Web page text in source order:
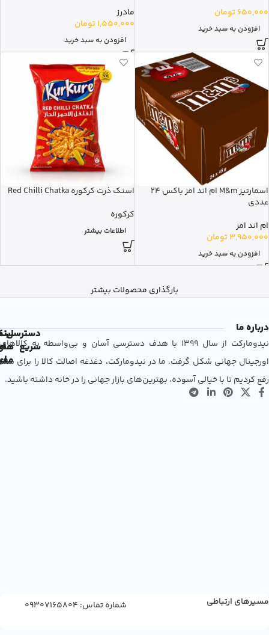
650,000تومان
افزودن به سبد خرید
مادرز
1,550,000 تومان
افزودن به سبد خرید
اسمارتیز M&m ام اند امز باکس 24
عددی
ام اند امز
3,950,000تومان
افزودن به سبد خرید
اسنک ذرت کرکوره Red Chilli Chatka
کرکوره
اطلاعات بیشتر
بارگذاری محصولات بیشتر
درباره ما
نیدومارکت از سال 1399 با هدف دسترسی آسان و بی‌واسطه به کالاهای
اورجینال جهانی شکل گرفت. ما در نیدومارکت، دغدغه اصالت کالا را برای شما
رفع کردیم تا با خیالی آسوده، بهترین‌های بازار جهانی را در خانه داشته باشید.
دسترسی
سریع
مسیرهای ارتباطی شماره تماس: 09307165804